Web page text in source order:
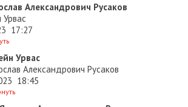
Александрович Русаков
Урвас
17:27
Урвас
Александрович Русаков
18:45